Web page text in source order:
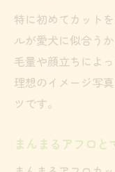
特に初めてカット
ルが愛犬に似合う
毛量や顔立ちによ
理想のイメージ写
ツです。
まんまるアフロ